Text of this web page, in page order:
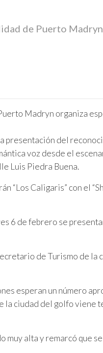
de Puerto
Madryn organiza
presentación del
voz desde el
Luis Piedra Buena.
“Los Caligaris” con el
6 de febrero se
de Turismo de la
esperan un número
la ciudad del golfo viene
muy alta y remarcó que